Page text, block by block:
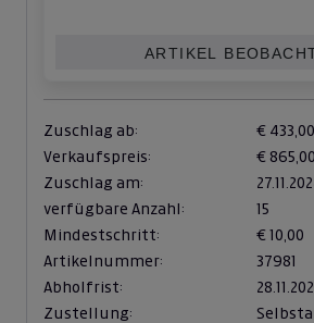
ARTIKEL
Zuschlag ab:
€ 433,00
Verkaufspreis:
€ 865,00
Zuschlag am:
verfügbare Anzahl:
15
Mindestschritt:
€ 10,00
Artikelnummer:
37981
Abholfrist:
Zustellung: